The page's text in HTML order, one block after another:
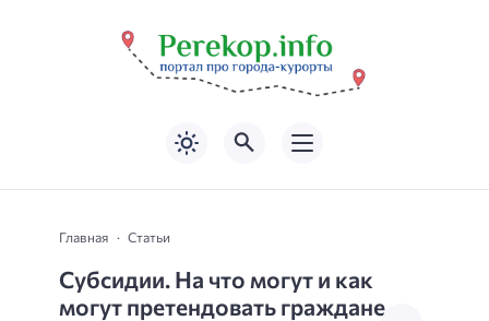
Главная Статьи
Субсидии. На что могут и как
могут претендовать граждане